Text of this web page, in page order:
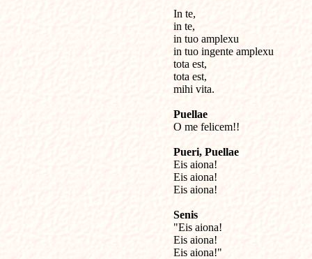
In te,
in te,
in tuo amplexu
in tuo ingente amplexu
tota est,
tota est,
mihi vita.
Puellae
O me felicem!!
Pueri, Puellae
Eis aiona!
Eis aiona!
Eis aiona!
Senis
"Eis aiona!
Eis aiona!
Eis aiona!"